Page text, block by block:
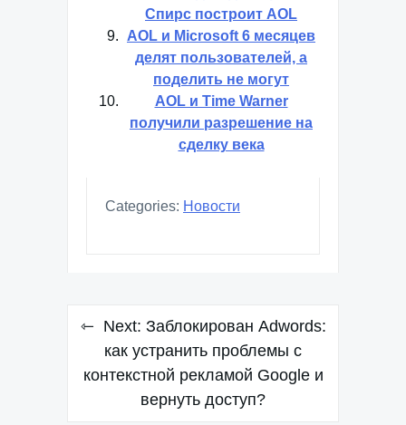
Спирс построит AOL
AOL и Microsoft 6 месяцев
делят пользователей, а
поделить не могут
AOL и Time Warner
получили разрешение на
сделку века
Categories: Новости
Навигация
записям
Next: Заблокирован Adwords:
как устранить проблемы с
контекстной рекламой Google и
вернуть доступ?